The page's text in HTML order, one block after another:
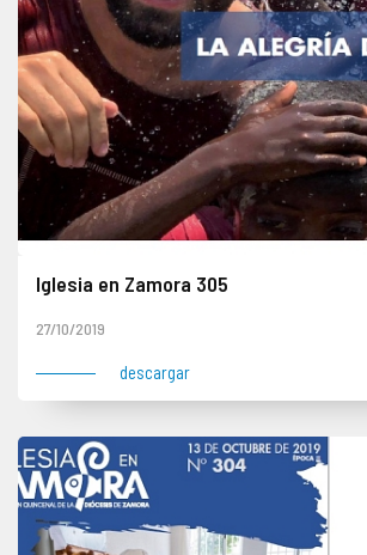
Iglesia en Zamora 305
27/10/2019
descargar